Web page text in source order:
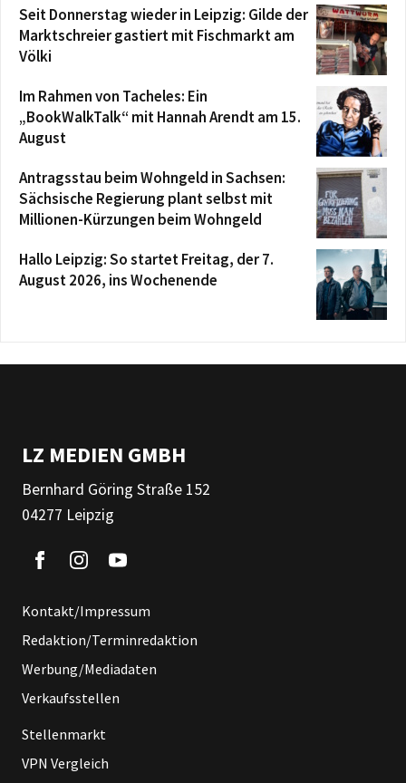
Seit Donnerstag wieder in Leipzig: Gilde der
Marktschreier gastiert mit Fischmarkt am
Völki
Im Rahmen von Tacheles: Ein
„BookWalkTalk“ mit Hannah Arendt am 15.
August
Antragsstau beim Wohngeld in Sachsen:
Sächsische Regierung plant selbst mit
Millionen-Kürzungen beim Wohngeld
Hallo Leipzig: So startet Freitag, der 7.
August 2026, ins Wochenende
LZ MEDIEN GMBH
Bernhard Göring Straße 152
04277 Leipzig
Kontakt/Impressum
Redaktion/Terminredaktion
Werbung/Mediadaten
Verkaufsstellen
Stellenmarkt
VPN Vergleich